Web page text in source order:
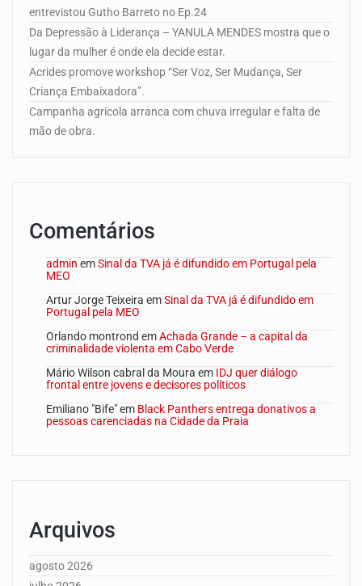
entrevistou Gutho Barreto no Ep.24
Da Depressão à Liderança – YANULA MENDES mostra que o
lugar da mulher é onde ela decide estar.
Acrides promove workshop “Ser Voz, Ser Mudança, Ser
Criança Embaixadora”.
Campanha agrícola arranca com chuva irregular e falta de
mão de obra.
Comentários
admin emSinal da TVA já é difundido em Portugal pela
MEO
Artur Jorge Teixeira emSinal da TVA já é difundido em
Portugal pela MEO
Orlando montrond emAchada Grande – a capital da
criminalidade violenta em Cabo Verde
Mário Wilson cabral da Moura em IDJ quer diálogo
frontal entre jovens e decisores políticos
Emiliano "Bife"em Black Panthers entrega donativos a
pessoas carenciadas na Cidade da Praia
Arquivos
agosto 2026